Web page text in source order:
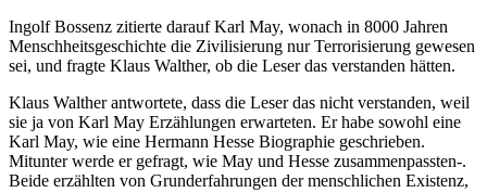
Ingolf Bossenz zitierte darauf Karl May, wonach in 8000 Jahren
Menschheitsgeschichte die Zivilisierung nur Terrorisierung gewesen
sei, und fragte Klaus Walther, ob die Leser das verstanden hätten.
Klaus Walther antwortete, dass die Leser das nicht verstanden, weil
sie ja von Karl May Erzählungen erwarteten. Er habe sowohl eine
Karl May, wie eine Hermann Hesse Biographie geschrieben.
Mitunter werde er gefragt, wie May und Hesse zusammenpassten-.
Beide erzählten von Grunderfahrungen der menschlichen Existenz,